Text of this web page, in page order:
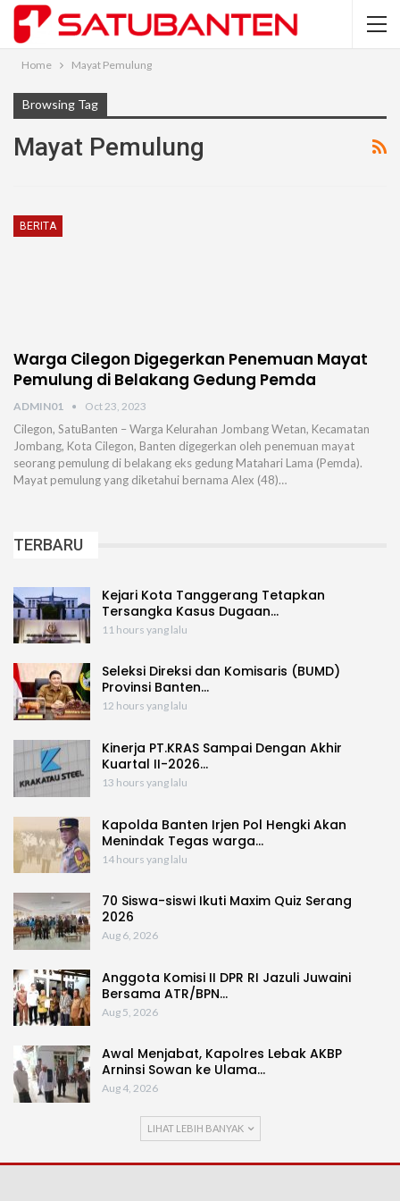
Home Mayat Pemulung
Browsing Tag
Mayat Pemulung
BERITA
Warga Cilegon Digegerkan Penemuan Mayat
Pemulung di Belakang Gedung Pemda
ADMIN01 Oct 23, 2023
Cilegon, SatuBanten – Warga Kelurahan Jombang Wetan, Kecamatan
Jombang, Kota Cilegon, Banten digegerkan oleh penemuan mayat
seorang pemulung di belakang eks gedung Matahari Lama (Pemda).
Mayat pemulung yang diketahui bernama Alex (48)…
TERBARU
Kejari Kota Tanggerang Tetapkan
Tersangka Kasus Dugaan…
11 hours yang lalu
Seleksi Direksi dan Komisaris (BUMD)
Provinsi Banten…
12 hours yang lalu
Kinerja PT.KRAS Sampai Dengan Akhir
Kuartal II-2026…
13 hours yang lalu
Kapolda Banten Irjen Pol Hengki Akan
Menindak Tegas warga…
14 hours yang lalu
70 Siswa-siswi Ikuti Maxim Quiz Serang
2026
Aug 6, 2026
Anggota Komisi II DPR RI Jazuli Juwaini
Bersama ATR/BPN…
Aug 5, 2026
Awal Menjabat, Kapolres Lebak AKBP
Arninsi Sowan ke Ulama…
Aug 4, 2026
LIHAT LEBIH BANYAK